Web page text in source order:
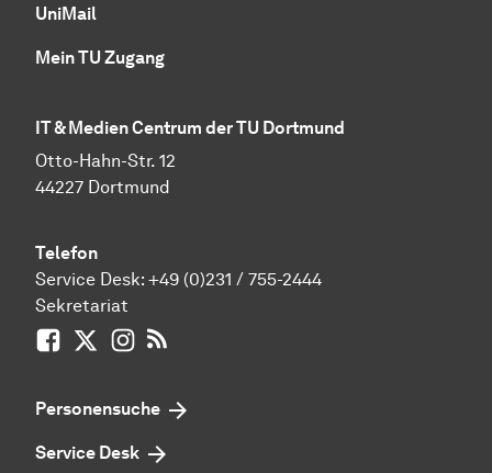
UniMail
Mein TU Zugang
IT & Medien Centrum der TU Dortmund
Otto-Hahn-Str. 12
44227 Dortmund
Telefon
Service Desk: +49 (0)231 / 755-2444
Sekretariat
FacebookX / vormals Twitter
Instagram
Personensuche
Service Desk